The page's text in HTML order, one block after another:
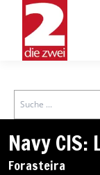
Search
Navy CIS:
Forasteira